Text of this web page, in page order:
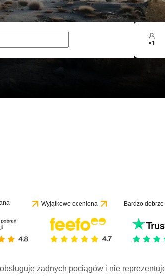
×1
Wyjątkowo oceniona Bardzo
żadnych pociągów i nie
1 recenzji